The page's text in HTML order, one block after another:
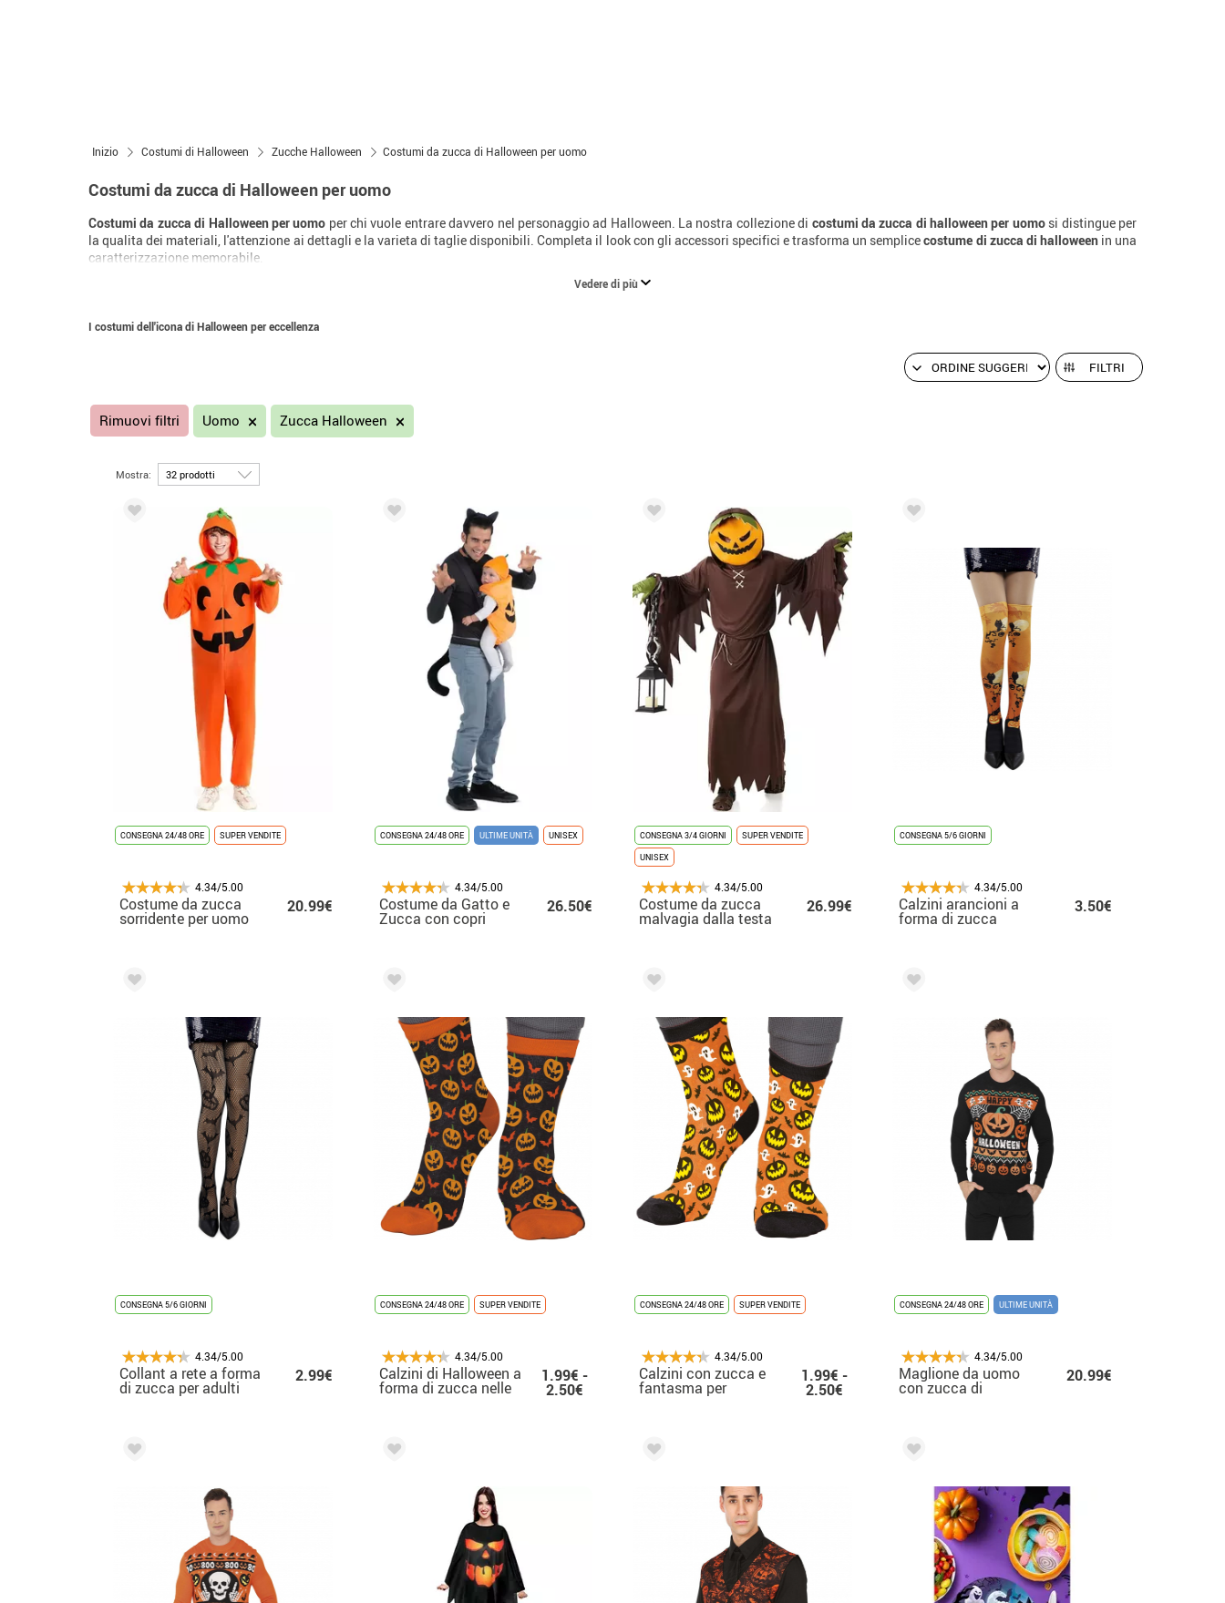
Inizio Costumi di Halloween Zucche Halloween Costumi da zucca di Halloween per uomo
Costumi da zucca di Halloween per uomo
Costumi da zucca di Halloween per uomo per chi vuole entrare davvero nel personaggio ad Halloween. La nostra collezione di costumi da zucca di halloween per uomosi distingue per
la qualita dei materiali, l'attenzione ai dettagli e la varieta di taglie disponibili. Completa il look con gli accessori specifici e trasforma un semplicecostume di zucca di halloweenin una
caratterizzazione memorabile.
Vedere di più
I costumi dell'icona di Halloween per eccellenza
FILTRI
Rimuovi filtri Uomo Zucca Halloween
Mostra:
CONSEGNA 24/48 ORE SUPER VENDITE
4.34/5.00
Costume da zucca
sorridente per uomo
20.99€
CONSEGNA 24/48 ORE ULTIME UNITÀ UNISEX
4.34/5.00
Costume da Gatto e
Zucca con copri
zaino per adulto e
26.50€
CONSEGNA 3/4 GIORNI
SUPER VENDITE
UNISEX
4.34/5.00
Costume da zucca
malvagia dalla testa
grossa per adulto
26.99€
CONSEGNA 5/6 GIORNI
4.34/5.00
Calzini arancioni a
forma di zucca
3.50€
CONSEGNA 5/6 GIORNI
4.34/5.00
Collant a rete a forma
di zucca per adulti
2.99€
CONSEGNA 24/48 ORE SUPER VENDITE
4.34/5.00
Calzini di Halloween a
forma di zucca nelle
1.99€ -
2.50€
CONSEGNA 24/48 ORE SUPER VENDITE
4.34/5.00
Calzini con zucca e
fantasma per
Halloween nelle taglie
1.99€ -
2.50€
CONSEGNA 24/48 ORE ULTIME UNITÀ
4.34/5.00
Maglione da uomo
con zucca di
20.99€